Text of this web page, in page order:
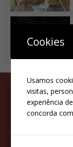
este
Cookies
Usamos
visitas,
experiência
concorda